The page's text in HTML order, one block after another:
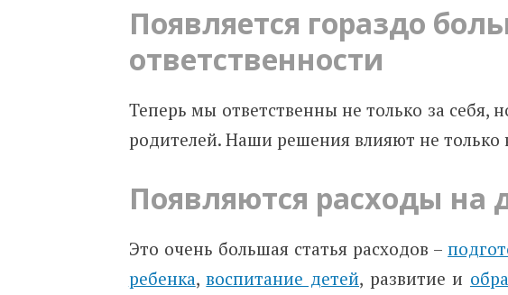
Появляется гораздо
ответственности
Теперь мы ответственны не только за себя,
родителей. Наши решения влияют не только
Появляются расходы на
Это очень большая статья расходов –
ребенка,воспитание детей, развитие и